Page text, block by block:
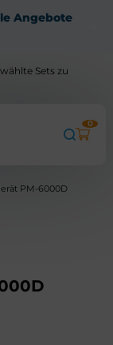
Angebote
Sets zu
0
PM-6000D